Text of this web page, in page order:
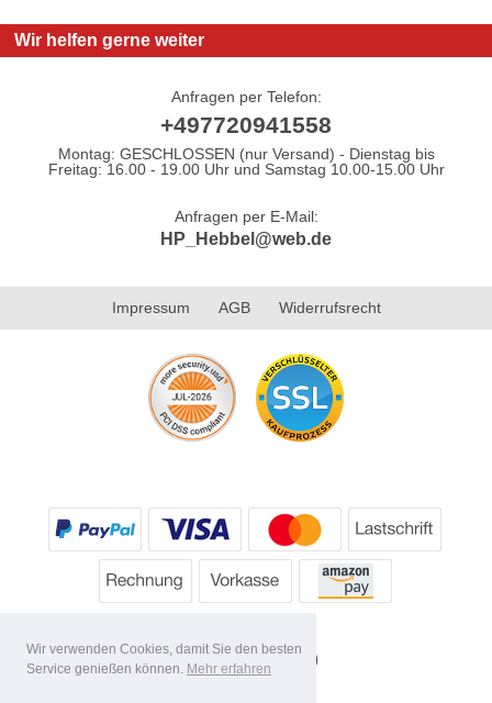
Wir verwenden Cookies, damit Sie den besten
Service genießen können. Mehr erfahren
Wir helfen gerne weiter
Anfragen per Telefon:
+497720941558
Montag: GESCHLOSSEN (nur Versand) - Dienstag bis
Freitag: 16.00 - 19.00 Uhr und Samstag 10.00-15.00 Uhr
Anfragen per E-Mail:
HP_Hebbel@web.de
Impressum AGB Widerrufsrecht